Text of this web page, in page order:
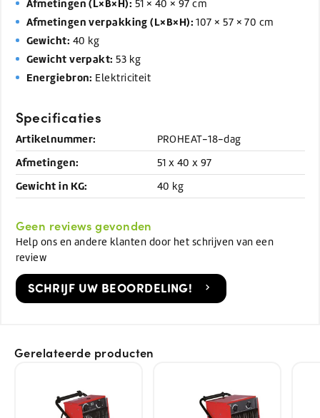
Afmetingen (L×B×H): 51 × 40 × 97 cm
Afmetingen verpakking (L×B×H): 107 × 57 × 70 cm
Gewicht: 40 kg
Gewicht verpakt: 53 kg
Energiebron: Elektriciteit
Specificaties
Artikelnummer: PROHEAT-18-dag
Afmetingen: 51 x 40 x 97
Gewicht in KG: 40 kg
Geen reviews gevonden
Help ons en andere klanten door het schrijven van een
review
SCHRIJF UW BEOORDELING!
Gerelateerde producten